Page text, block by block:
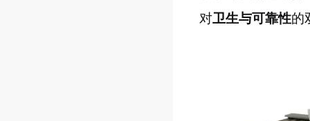
对卫生与可靠性的